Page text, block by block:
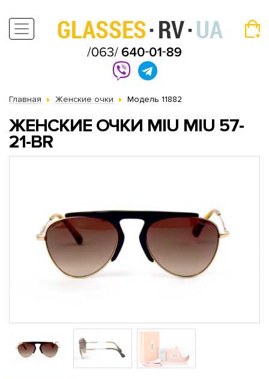
Главная Женские очки Модель 11882
ЖЕНСКИЕ ОЧКИ MIU MIU 57-
21-BR